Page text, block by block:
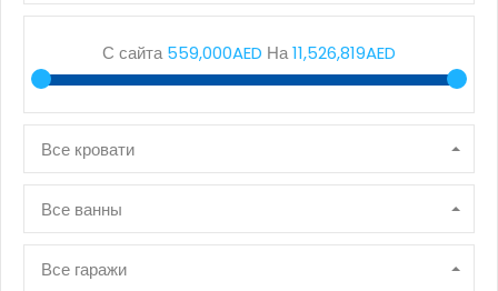
С сайта559,000AED На11,526,819AED
Все кровати
Все ванны
Все гаражи